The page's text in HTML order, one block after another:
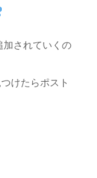
加されていくの
けたらポスト